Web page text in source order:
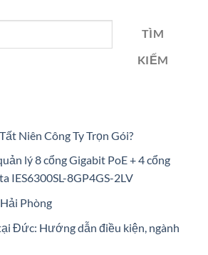
TÌM
KIẾM
Niên Công Ty Trọn Gói?
lý 8 cổng Gigabit PoE + 4 cổng
IES6300SL-8GP4GS-2LV
Phòng
Đức: Hướng dẫn điều kiện, ngành